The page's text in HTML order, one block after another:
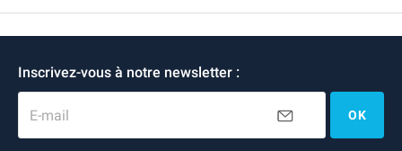
Inscrivez-vous à notre newsletter :
E-mail OK